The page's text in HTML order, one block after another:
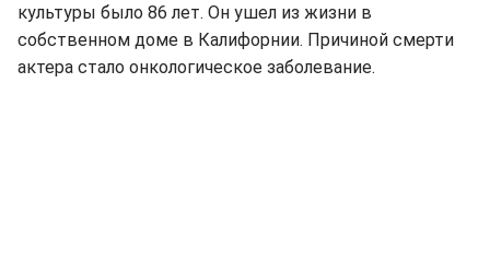
культуры было 86 лет. Он ушел из жизни в
собственном доме в Калифорнии. Причиной смерти
актера стало онкологическое заболевание.